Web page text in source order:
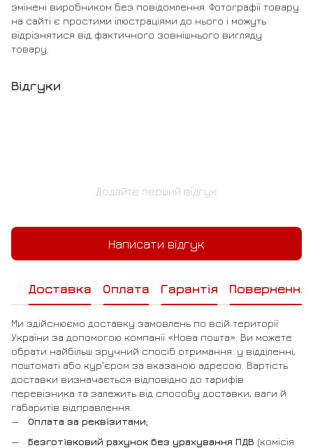
змінені виробником без повідомлення. Фотографії товару
на сайті є простими ілюстраціями до нього і можуть
відрізнятися від фактичного зовнішнього вигляду
товару.
Відгуки
Додайте перший відгук
Написати відгук
Доставка Оплата Гарантія Повернення
Ми здійснюємо доставку замовлень по всій території
України за допомогою компанії «Нова пошта». Ви можете
обрати найбільш зручний спосіб отримання: у відділенні,
поштоматі або кур'єром за вказаною адресою. Вартість
доставки визначається відповідно до тарифів
перевізника та залежить від способу доставки, ваги й
габаритів відправлення.
Оплата за реквізитами;
Безготівковий рахунок без урахування ПДВ (комісія